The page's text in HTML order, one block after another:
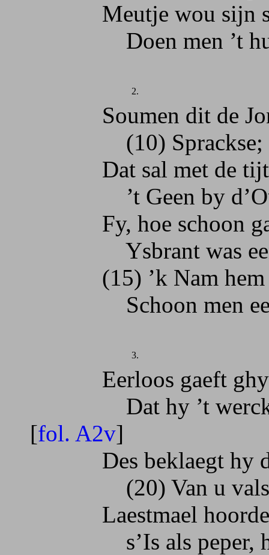
Meutje wou sijn
Doen men ’t
2.
Soumen dit de
(10) Sprackse;
Dat sal met de tijt
’t Geen by
Fy, hoe schoon
Ysbrant was een
(15) ’k Nam hem
Schoon men een
3.
Eerloos gaeft ghy
Dat hy ’t werck
[fol. A2v]
Des beklaegt hy
(20) Van u
Laestmael hoorden
s’Is als peper,